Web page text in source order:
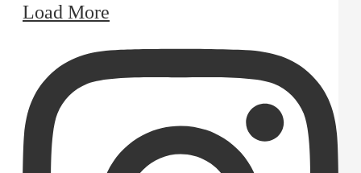
Load More